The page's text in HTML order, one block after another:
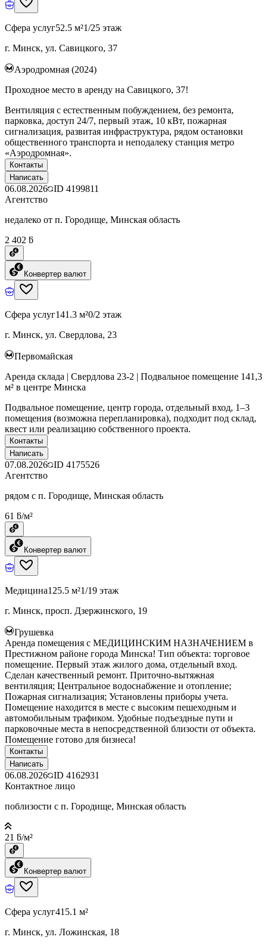
Сфера услуг52.5 м²1/25 этаж
г. Минск, ул. Савицкого, 37
Аэродромная (2024)
Проходное место в аренду на Савицкого, 37!
Вентиляция с естественным побуждением, без ремонта,
парковка, доступ 24/7, первый этаж, 10 кВт, пожарная
сигнализация, развитая инфраструктура, рядом остановки
общественного транспорта и неподалеку станция метро
«Аэродромная».
Контакты
Написать
06.08.2026 ID 4199811
Агентство
недалеко от п. Городище, Минская область
2 402 ƃ
Конвертер валют
Сфера услуг141.3 м²0/2 этаж
г. Минск, ул. Свердлова, 23
Первомайская
Аренда склада | Свердлова 23-2 | Подвальное помещение 141,3
м² в центре Минска
Подвальное помещение, центр города, отдельный вход, 1–3
помещения (возможна перепланировка), подходит под склад,
квест или реализацию собственного проекта.
Контакты
Написать
07.08.2026 ID 4175526
Агентство
рядом с п. Городище, Минская область
61 ƃ/м²
Конвертер валют
Медицина125.5 м²1/19 этаж
г. Минск, просп. Дзержинского, 19
Грушевка
Аренда помещения с МЕДИЦИНСКИМ НАЗНАЧЕНИЕМ в
Престижном районе города Минска! Тип объекта: торговое
помещение. Первый этаж жилого дома, отдельный вход.
Сделан качественный ремонт. Приточно-вытяжная
вентиляция; Центральное водоснабжение и отопление;
Пожарная сигнализация; Установлены приборы учета.
Помещение находится в месте с высоким пешеходным и
автомобильным трафиком. Удобные подъездные пути и
парковочные места в непосредственной близости от объекта.
Помещение готово для бизнеса!
Контакты
Написать
06.08.2026 ID 4162931
Контактное лицо
поблизости с п. Городище, Минская область
21 ƃ/м²
Конвертер валют
Сфера услуг415.1 м²
г. Минск, ул. Ложинская, 18